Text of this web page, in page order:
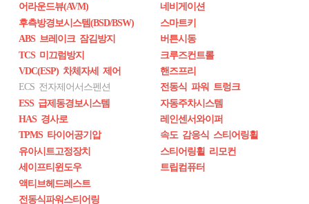
어라운드뷰(AVM)
후측방경보시스템(BSD/BSW)
ABS 브레이크 잠김방지
TCS 미끄럼방지
VDC(ESP) 차체자세 제어
ECS 전자제어서스펜션
ESS 급제동경보시스템
HAS 경사로
TPMS 타이어공기압
유아시트고정장치
세이프티윈도우
액티브헤드레스트
전동식파워스티어링
네비게이션
스마트키
버튼시동
크루즈컨트롤
핸즈프리
전동식 파워 트렁크
자동주차시스템
레인센서와이퍼
속도 감응식 스티어링휠
스티어링휠 리모컨
트립컴퓨터